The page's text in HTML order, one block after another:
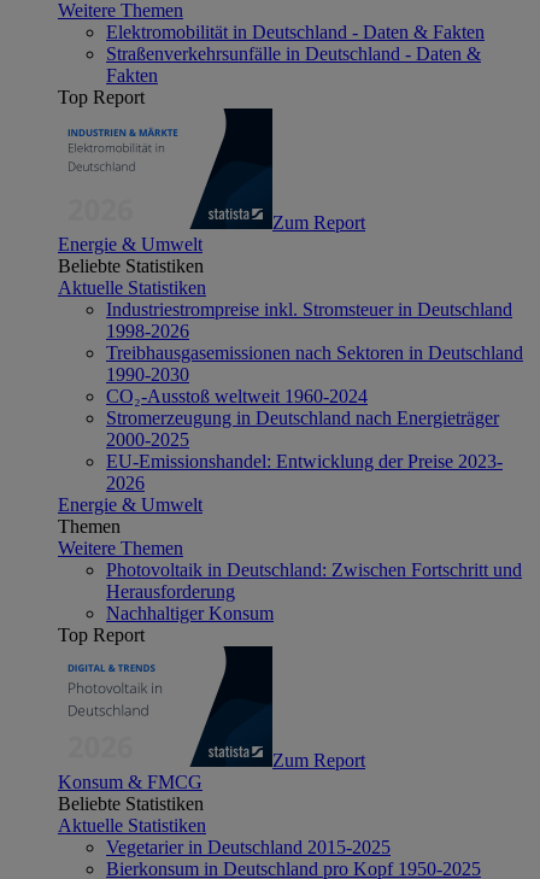
Weitere Themen
Elektromobilität in Deutschland - Daten & Fakten
Straßenverkehrsunfälle in Deutschland - Daten &
Fakten
Top Report
Zum Report
Energie & Umwelt
Beliebte Statistiken
Aktuelle Statistiken
Industriestrompreise inkl. Stromsteuer in Deutschland
1998-2026
Treibhausgasemissionen nach Sektoren in Deutschland
1990-2030
CO₂-Ausstoß weltweit 1960-2024
Stromerzeugung in Deutschland nach Energieträger
2000-2025
EU-Emissionshandel: Entwicklung der Preise 2023-
2026
Energie & Umwelt
Themen
Weitere Themen
Photovoltaik in Deutschland: Zwischen Fortschritt und
Herausforderung
Nachhaltiger Konsum
Top Report
Zum Report
Konsum & FMCG
Beliebte Statistiken
Aktuelle Statistiken
Vegetarier in Deutschland 2015-2025
Bierkonsum in Deutschland pro Kopf 1950-2025